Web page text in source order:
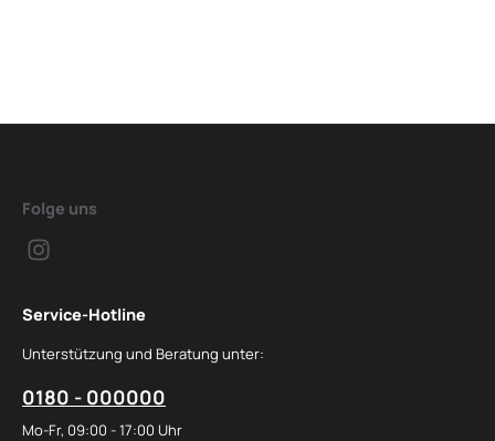
Folge uns
Service-Hotline
Unterstützung und Beratung unter:
0180 - 000000
Mo-Fr, 09:00 - 17:00 Uhr